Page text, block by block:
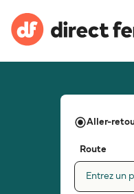
Aller-
Route
Entrez un